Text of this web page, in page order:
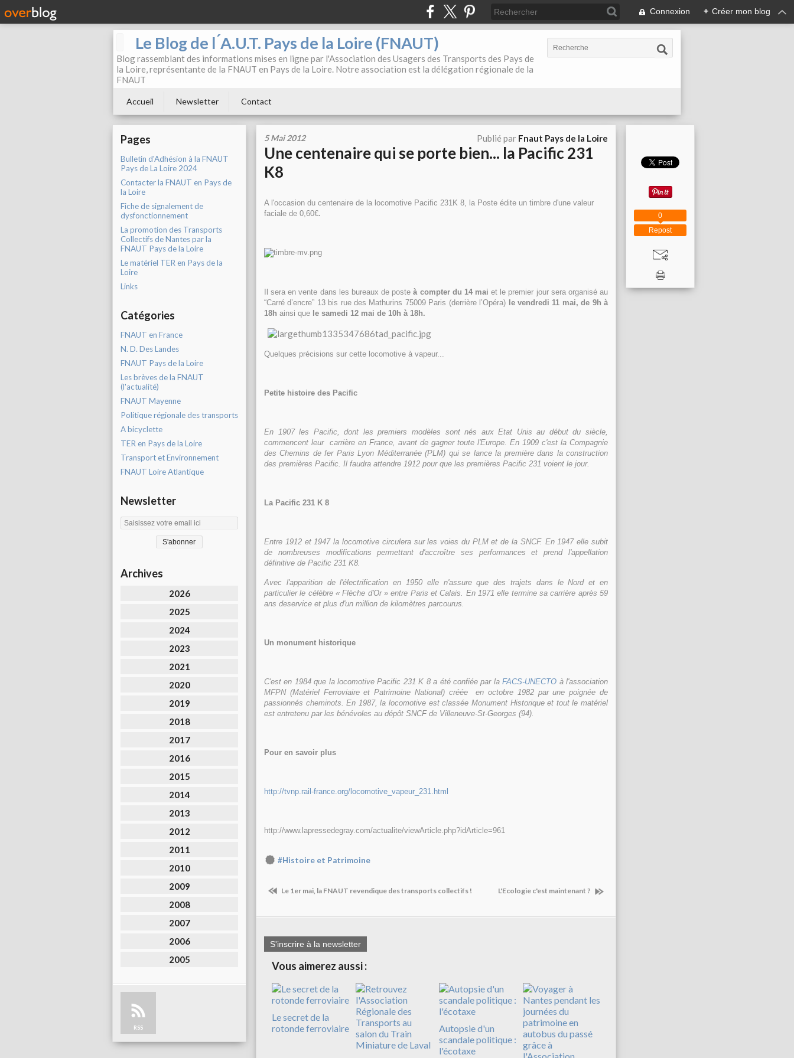
Connexion + Créer mon blog
Le Blog de l ́A.U.T. Pays de la Loire (FNAUT)
Blog rassemblant des informations mises en ligne par l'Association des Usagers des Transports des Pays de
la Loire, représentante de la FNAUT en Pays de la Loire. Notre association est la délégation régionale de la
FNAUT
Accueil Newsletter Contact
Pages
Bulletin d'Adhésion à la FNAUT
Pays de La Loire 2024
Contacter la FNAUT en Pays de
la Loire
Fiche de signalement de
dysfonctionnement
La promotion des Transports
Collectifs de Nantes par la
FNAUT Pays de la Loire
Le matériel TER en Pays de la
Loire
Links
Catégories
FNAUT en France
N. D. Des Landes
FNAUT Pays de la Loire
Les brèves de la FNAUT
(l'actualité)
FNAUT Mayenne
Politique régionale des transports
A bicyclette
TER en Pays de la Loire
Transport et Environnement
FNAUT Loire Atlantique
Newsletter
Archives
2026
2025
2024
2023
2021
2020
2019
2018
2017
2016
2015
2014
2013
2012
2011
2010
2009
2008
2007
2006
2005
RSS
5 Mai 2012 Publié par Fnaut Pays de la Loire
Une centenaire qui se porte bien... la Pacific 231
K8
A l'occasion du centenaire de la locomotive Pacific 231K 8, la Poste édite un timbre d'une valeur
faciale de 0,60€.
Il sera en vente dans les bureaux de posteà compter du 14 mai et le premier jour sera organisé au
“Carré d’encre” 13 bis rue des Mathurins 75009 Paris (derrière l’Opéra) le vendredi 11 mai, de 9h à
18h ainsi que le samedi 12 mai de 10h à 18h.
Quelques précisions sur cette locomotive à vapeur...
Petite histoire des Pacific
En 1907 les Pacific, dont les premiers modèles sont nés aux Etat Unis au début du siècle,
commencent leur carrière en France, avant de gagner toute l'Europe . En 1909 c'est la Compagnie
des Chemins de fer Paris Lyon Méditerranée (PLM) qui se lance la première dans la construction
des premières Pacific. Il faudra attendre 1912 pour que les premières Pacific 231 voient le jour.
La Pacific 231 K 8
Entre 1912 et 1947 la locomotive circulera sur les voies du PLM et de la SNCF. En 1947 elle subit
de nombreuses modifications permettant d'accroître ses performances et prend l'appellation
définitive de Pacific 231 K8.
Avec l'apparition de l'électrification en 1950 elle n'assure que des trajets dans le Nord et en
particulier le célèbre « Flèche d'Or » entre Paris et Calais. En 1971 elle termine sa carrière après 59
ans deservice et plus d'un million de kilomètres parcourus.
Un monument historique
C'est en 1984 que la locomotive Pacific 231 K 8 a été confiée par laFACS-UNECTO à l'association
MFPN (Matériel Ferroviaire et Patrimoine National) créée en octobre 1982 par une poignée de
passionnés cheminots. En 1987, la locomotive est classée Monument Historique et tout le matériel
est entretenu par les bénévoles au dépôt SNCF de Villeneuve-St-Georges (94).
Pour en savoir plus
http://tvnp.rail-france.org/locomotive_vapeur_231.html
http://www.lapressedegray.com/actualite/viewArticle.php?idArticle=961
#Histoire et Patrimoine
Le 1er mai, la FNAUT revendique des transports collectifs ! L'Ecologie c'est maintenant ?
S'inscrire à la newsletter
Vous aimerez aussi :
Le secret de la
rotonde ferroviaire
Autopsie d'un
scandale politique :
l'écotaxe
Repost
0